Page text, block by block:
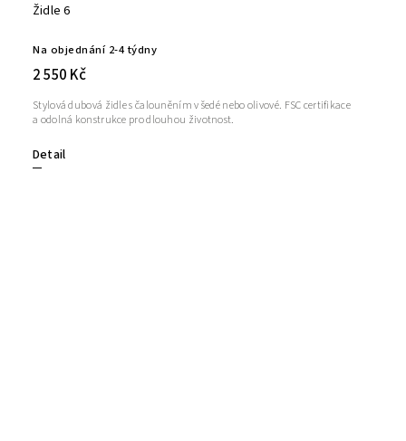
Židle 6
Na objednání 2-4 týdny
2 550 Kč
Detail
Stylová dubová židle s čalouněním v šedé nebo olivové. FSC certifikace
a odolná konstrukce pro dlouhou životnost.